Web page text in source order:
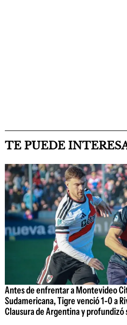
TE PUEDE
Antes de enfrentar a Montevideo
Sudamericana, Tigre venció 1-0 a
Clausura de Argentina y profundizó